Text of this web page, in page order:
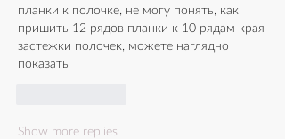
планки к полочке, не могу понять, как
пришить 12 рядов планки к 10 рядам края
застежки полочек, можете наглядно
показать
Show more replies